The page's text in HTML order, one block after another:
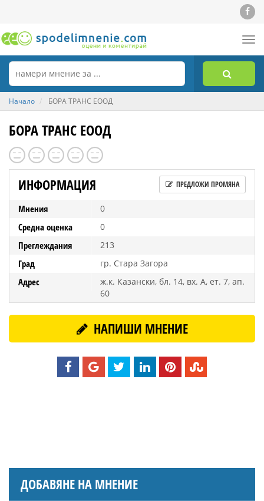
Начало БОРА ТРАНС ЕООД
БОРА ТРАНС ЕООД
ИНФОРМАЦИЯ ПРЕДЛОЖИ ПРОМЯНА
Мнения 0
Средна оценка 0
Преглеждания 213
Град гр. Стара Загора
Адрес
ж.к. Казански, бл. 14, вх. А, ет. 7, ап.
60
НАПИШИ МНЕНИЕ
ДОБАВЯНЕ НА МНЕНИЕ